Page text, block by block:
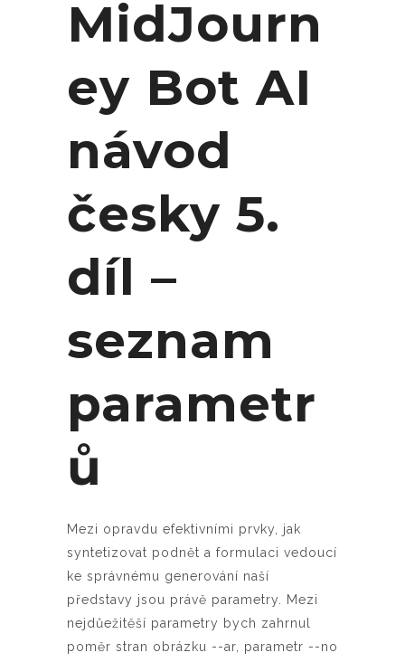
MidJourn
ey Bot AI
návod
česky 5.
díl –
seznam
parametr
ů
Mezi opravdu efektivními prvky, jak
syntetizovat podnět a formulaci vedoucí
ke správnému generování naší
představy jsou právě parametry. Mezi
nejdůežitěší parametry bych zahrnul
poměr stran obrázku --ar, parametr --no